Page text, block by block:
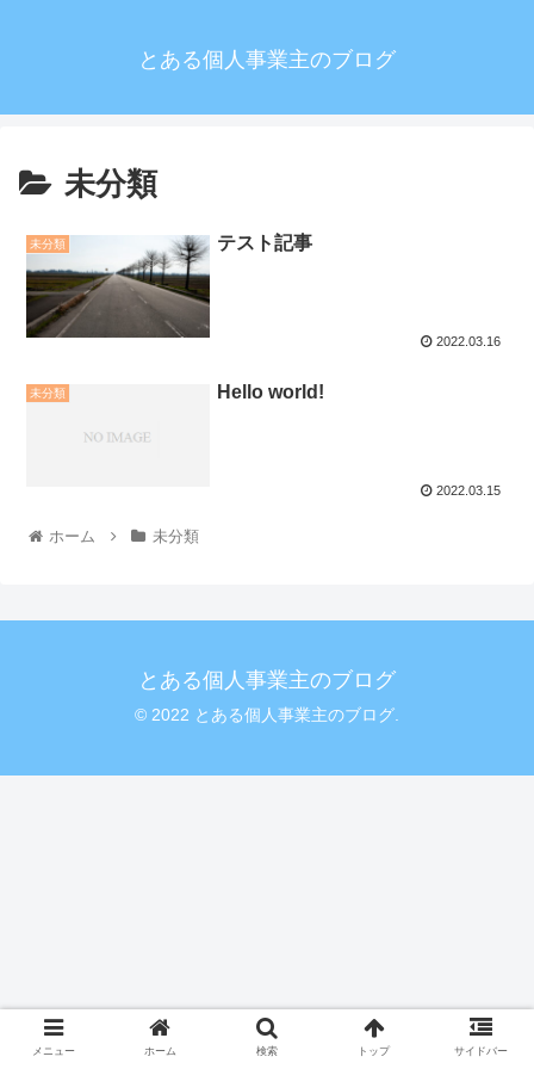
とある個人事業主のブログ
未分類
未分類 テスト記事
2022.03.16
未分類 Hello world!
2022.03.15
ホーム 未分類
とある個人事業主のブログ
© 2022 とある個人事業主のブログ.
メニュー ホーム 検索 トップ サイドバー